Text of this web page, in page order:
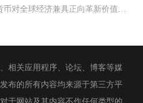
加密货币对全球经济兼具正向革新价值与系统性风险，会从跨境支付体系、居民资产配置、各国货币政
相关应用程序、论坛、博客等媒
布的所有内容均来源于第三方平